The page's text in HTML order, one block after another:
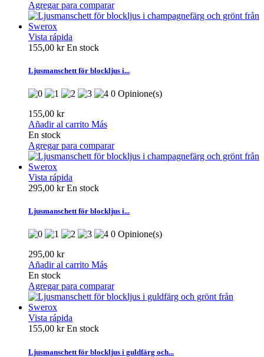
Agregar para comparar
Vista rápida
155,00 krEn stock
Ljusmanschett för blockljus i...
0 Opinione(s)
155,00 kr
Añadir al carrito Más
En stock
Agregar para comparar
Vista rápida
295,00 krEn stock
Ljusmanschett för blockljus i...
0 Opinione(s)
295,00 kr
Añadir al carrito Más
En stock
Agregar para comparar
Vista rápida
155,00 krEn stock
Ljusmanschett för blockljus i guldfärg och...